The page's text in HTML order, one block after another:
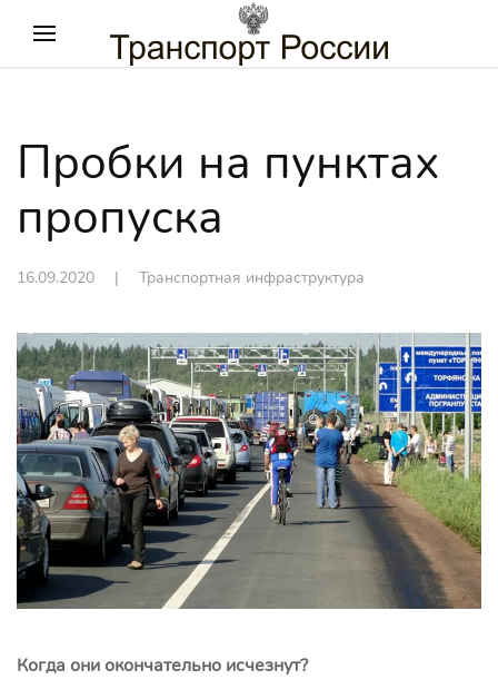
Пробки на пунктах
пропуска
16.09.2020 | Транспортная инфраструктура
Когда они окончательно исчезнут?